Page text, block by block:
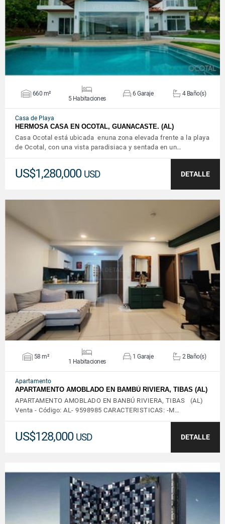
660 m²
5 Habitaciones
6 Garaje 4 Baño(s)
Casa de Playa
HERMOSA CASA EN OCOTAL, GUANACASTE. (AL)
Casa Ocotal está ubicada enuna zona elevada frente a la playa
de Ocotal, con una vista paradisiaca y sentada en un…
US$1,280,000 USD DETALLE
VER DETALLES
58 m²
1 Habitaciones
1 Garaje 2 Baño(s)
Apartamento
APARTAMENTO AMOBLADO EN BAMBÚ RIVIERA, TIBAS (AL)
APARTAMENTO AMOBLADO EN BANBÚ RIVIERA, TIBAS (AL)
Venta - Código: AL- 9598985 CARACTERISTICAS: -M…
US$128,000 USD DETALLE